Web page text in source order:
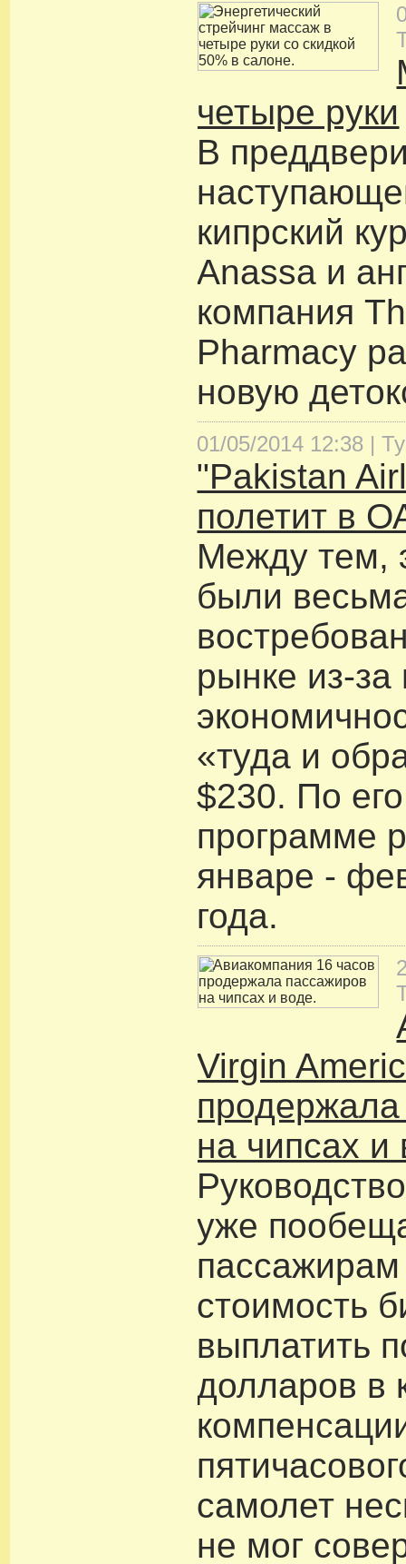
четыре руки
В
кипрский
Anassa и
компания
Pharmacy
новую
01/05/2014 12:38 |
"Pakistan
полетит в
Между тем,
были
рынке из-за
«туда и
$230. По
программе
январе -
года.
Virgin
на чипсах и
уже
пассажирам
стоимость
выплатить
долларов в
самолет
не мог